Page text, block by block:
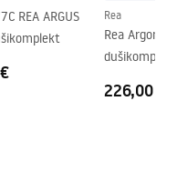
REA ARGUS
Rea
Rea Argon
dušikomplekt
226,00 €